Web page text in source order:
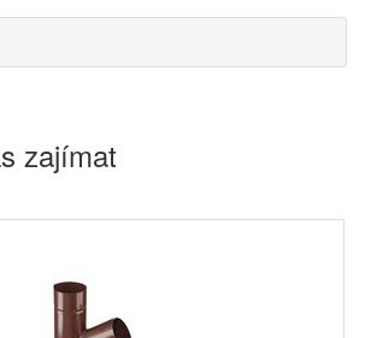
zajímat